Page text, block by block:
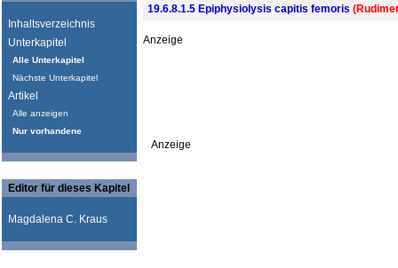
Inhaltsverzeichnis
Unterkapitel
Alle Unterkapitel
Nächste Unterkapitel
Artikel
Alle anzeigen
Nur vorhandene
Editor für dieses Kapitel
Magdalena C. Kraus
19.6.8.1.5 Epiphysiolysis capitis femoris
Anzeige
Anzeige